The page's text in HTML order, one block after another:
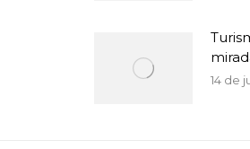
14 de